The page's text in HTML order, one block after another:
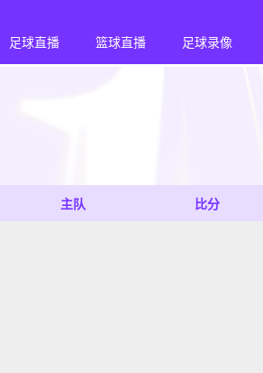
足球直播 篮球直播 足球录像
主队 比分